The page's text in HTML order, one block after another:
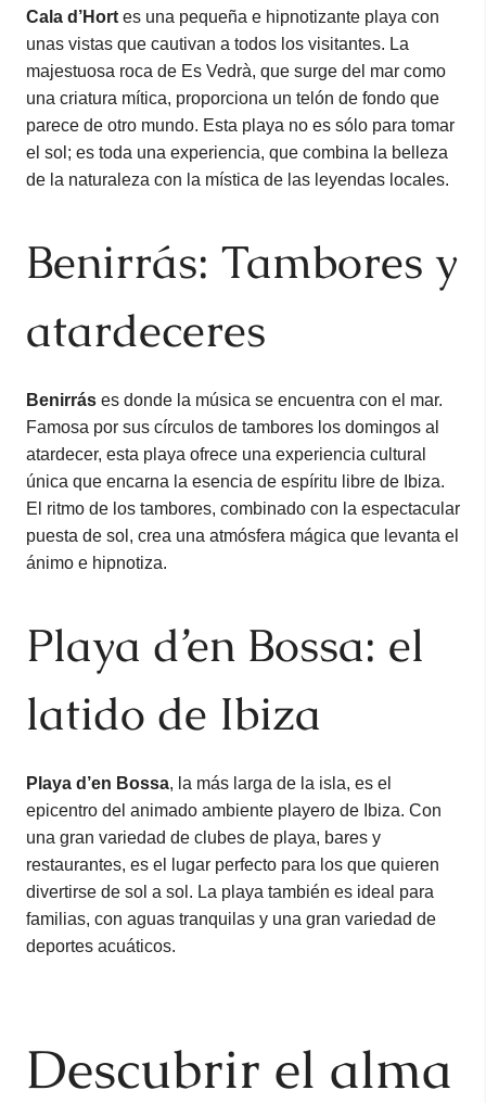
Cala d’Hort es una pequeña e hipnotizante playa con
unas vistas que cautivan a todos los visitantes. La
majestuosa roca de Es Vedrà, que surge del mar como
una criatura mítica, proporciona un telón de fondo que
parece de otro mundo. Esta playa no es sólo para tomar
el sol; es toda una experiencia, que combina la belleza
de la naturaleza con la mística de las leyendas locales.
Benirrás: Tambores y
atardeceres
Benirrás es donde la música se encuentra con el mar.
Famosa por sus círculos de tambores los domingos al
atardecer, esta playa ofrece una experiencia cultural
única que encarna la esencia de espíritu libre de Ibiza.
El ritmo de los tambores, combinado con la espectacular
puesta de sol, crea una atmósfera mágica que levanta el
ánimo e hipnotiza.
Playa d’en Bossa: el
latido de Ibiza
Playa d’en Bossa, la más larga de la isla, es el
epicentro del animado ambiente playero de Ibiza. Con
una gran variedad de clubes de playa, bares y
restaurantes, es el lugar perfecto para los que quieren
divertirse de sol a sol. La playa también es ideal para
familias, con aguas tranquilas y una gran variedad de
deportes acuáticos.
Descubrir el alma